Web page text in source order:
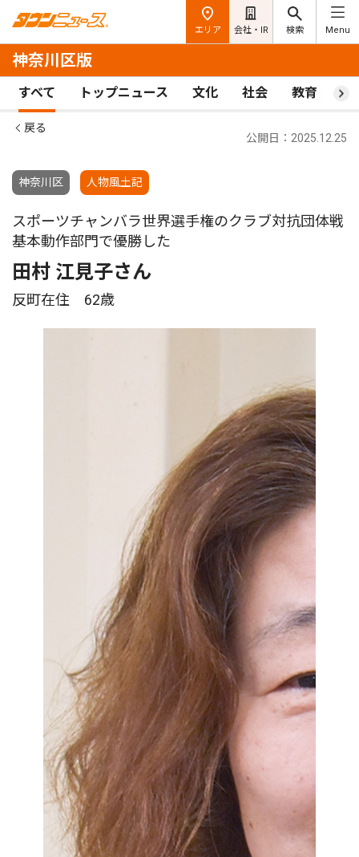
エリア 会社・IR 検索 Menu
神奈川区版
すべて トップニュース 文化 社会 教育 ス
戻る
神奈川区 人物風土記
公開日：2025.12.25
スポーツチャンバラ世界選手権のクラブ対抗団体戦
基本動作部門で優勝した
田村 江見子さん
反町在住 62歳